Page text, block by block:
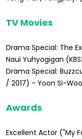
TV Movies
Drama Special: The
Naui Yuhyogigan
Drama Special:
/ 2017) - Yoon Si-Woo
Awards
Excellent Actor ("My